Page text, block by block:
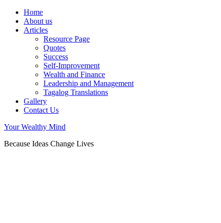
Home
About us
Articles
Resource Page
Quotes
Success
Self-Improvement
Wealth and Finance
Leadership and Management
Tagalog Translations
Gallery
Contact Us
Your Wealthy Mind
Because Ideas Change Lives